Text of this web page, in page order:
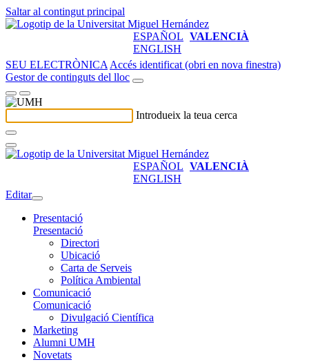
Saltar al contingut principal
ESPAÑOL VALENCIÀ
ENGLISH
SEU ELECTRÒNICA Accés identificat (obri en nova finestra)
Gestor de continguts del lloc
Introdueix la teua cerca
ESPAÑOL VALENCIÀ
ENGLISH
Editar
Presentació
Presentació
Directori
Ubicació
Carta de Serveis
Política Ambiental
Comunicació
Comunicació
Divulgació Científica
Marketing
Alumni UMH
Novetats